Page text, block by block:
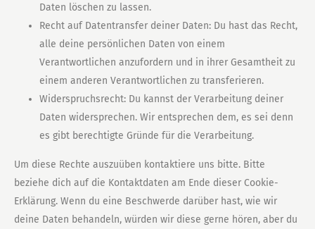
Daten löschen zu lassen.
Recht auf Datentransfer deiner Daten: Du hast das Recht,
alle deine persönlichen Daten von einem
Verantwortlichen anzufordern und in ihrer Gesamtheit zu
einem anderen Verantwortlichen zu transferieren.
Widerspruchsrecht: Du kannst der Verarbeitung deiner
Daten widersprechen. Wir entsprechen dem, es sei denn
es gibt berechtigte Gründe für die Verarbeitung.
Um diese Rechte auszuüben kontaktiere uns bitte. Bitte
beziehe dich auf die Kontaktdaten am Ende dieser Cookie-
Erklärung. Wenn du eine Beschwerde darüber hast, wie wir
deine Daten behandeln, würden wir diese gerne hören, aber du